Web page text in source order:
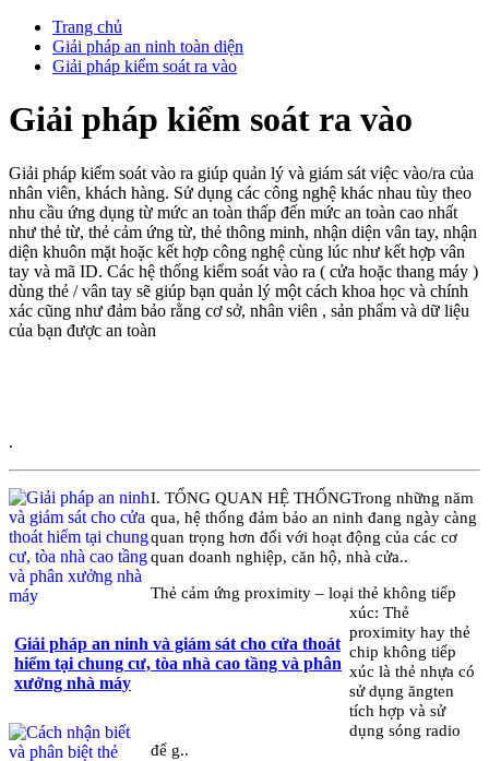
Trang chủ
Giải pháp an ninh toàn diện
Giải pháp kiểm soát ra vào
Giải pháp kiểm soát ra vào
Giải pháp kiểm soát vào ra giúp quản lý và giám sát việc vào/ra của
nhân viên, khách hàng. Sử dụng các công nghệ khác nhau tùy theo
nhu cầu ứng dụng từ mức an toàn thấp đến mức an toàn cao nhất
như thẻ từ, thẻ cảm ứng từ, thẻ thông minh, nhận diện vân tay, nhận
diện khuôn mặt hoặc kết hợp công nghệ cùng lúc như kết hợp vân
tay và mã ID. Các hệ thống kiểm soát vào ra ( cửa hoặc thang máy )
dùng thẻ / vân tay sẽ giúp bạn quản lý một cách khoa học và chính
xác cũng như đảm bảo rằng cơ sở, nhân viên , sản phẩm và dữ liệu
của bạn được an toàn
.
Giải pháp an ninh và giám sát cho cửa thoát
hiểm tại chung cư, tòa nhà cao tầng và phân
xưởng nhà máy
I. TỔNG QUAN HỆ THỐNGTrong những năm
qua, hệ thống đảm bảo an ninh đang ngày càng
quan trọng hơn đối với hoạt động của các cơ
quan doanh nghiệp, căn hộ, nhà cửa..
Thẻ cảm ứng proximity – loại thẻ không tiếp
xúc: Thẻ
proximity hay thẻ
chip không tiếp
xúc là thẻ nhựa có
sử dụng ăngten
tích hợp và sử
dụng sóng radio
để g..